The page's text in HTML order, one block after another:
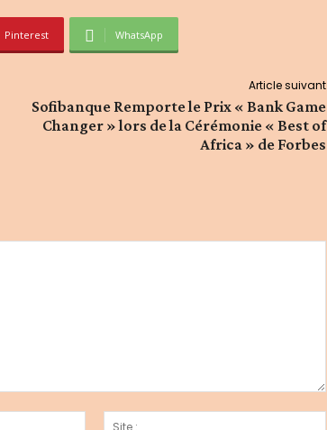
Pinterest WhatsApp
Article suivant
Sofibanque Remporte le Prix « Bank Game
Changer » lors de la Cérémonie « Best of
Africa » de Forbes
Email